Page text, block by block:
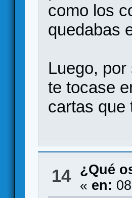
como los
quedabas
Luego,
te tocase
cartas que
14 ¿Qué
« en: